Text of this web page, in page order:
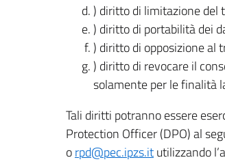
) diritto di limitazione del
) diritto di portabilità dei
) diritto di opposizione al
) diritto di revocare il
solamente per le finalità
Tali diritti potranno essere
Protection Officer (DPO) al
orpd@pec.ipzs.itutilizzando